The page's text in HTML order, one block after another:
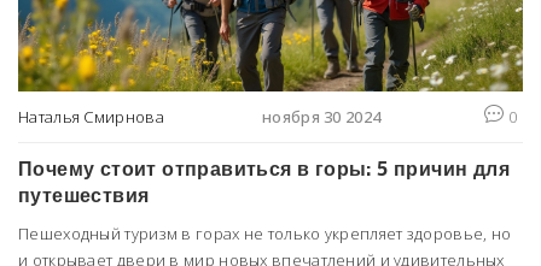
Наталья Смирнова ноября 30 2024 0
Почему стоит отправиться в горы: 5 причин для
путешествия
Пешеходный туризм в горах не только укрепляет здоровье, но
и открывает двери в мир новых впечатлений и удивительных